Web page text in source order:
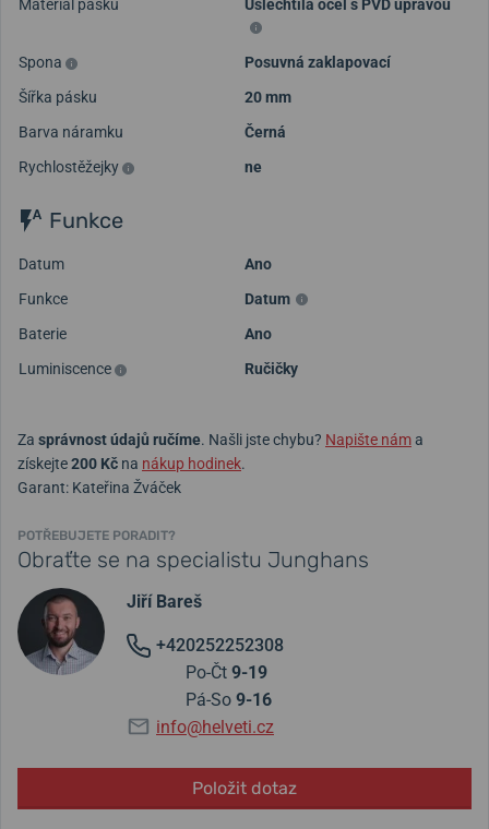
Materiál pásku Ušlechtilá ocel s PVD úpravou
Spona
Posuvná zaklapovací
Šířka pásku
20 mm
Barva náramku
Černá
Rychlostěžejky
ne
Funkce
Datum
Ano
Funkce
Datum
Baterie
Ano
Luminiscence
Ručičky
Za správnost údajů ručíme. Našli jste chybu? Napište náma
získejte200 Kč na nákup hodinek.
Garant: Kateřina Žváček
POTŘEBUJETE PORADIT?
Obraťte se na specialistu Junghans
Jiří Bareš
+420252252308
Po-Čt 9-19
Pá-So 9-16
info@helveti.cz
Položit dotaz